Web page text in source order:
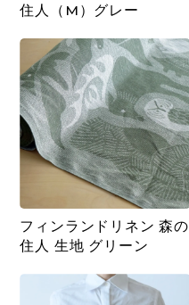
住人（M）グレー
フィンランドリネン 森の
住人 生地 グリーン